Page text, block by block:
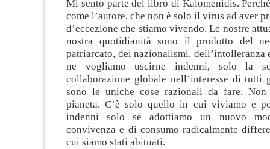
Mi sento parte del libro di Kalomenìdis.
come l’autore, che non è solo il virus ad aver
d’eccezione che stiamo vivendo. Le nostre
nostra quotidianità sono il prodotto del
patriarcato, dei nazionalismi, dell’intolleranza
ne vogliamo uscirne indenni, solo la
collaborazione globale nell’interesse di tutti
sono le uniche cose razionali da fare.
pianeta. C’è solo quello in cui viviamo e
indenni solo se adottiamo un nuovo
convivenza e di consumo radicalmente
cui siamo stati abituati.